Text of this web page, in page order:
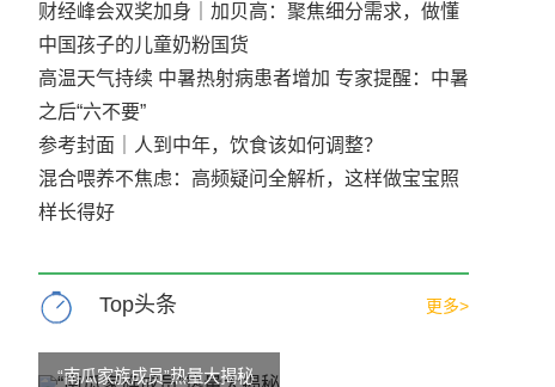
财经峰会双奖加身｜加贝高：聚焦细分需求，做懂
中国孩子的儿童奶粉国货
高温天气持续 中暑热射病患者增加 专家提醒：中暑
之后“六不要”
参考封面｜人到中年，饮食该如何调整？
混合喂养不焦虑：高频疑问全解析，这样做宝宝照
样长得好
Top头条 更多>
“南瓜家族成员”热量大揭秘